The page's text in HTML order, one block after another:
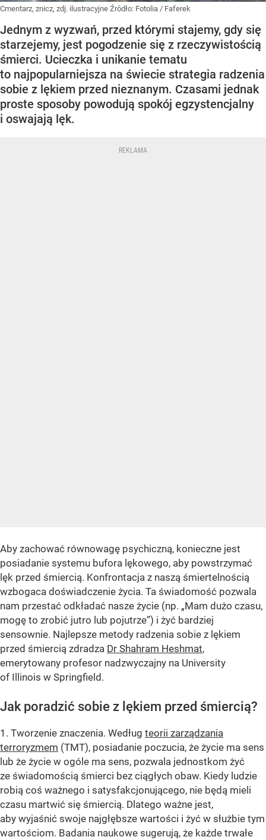
Cmentarz, znicz, zdj. ilustracyjne Źródło: Fotolia / Faferek
Jednym z wyzwań, przed którymi stajemy, gdy się
starzejemy, jest pogodzenie się z rzeczywistością
śmierci. Ucieczka i unikanie tematu
to najpopularniejsza na świecie strategia radzenia
sobie z lękiem przed nieznanym. Czasami jednak
proste sposoby powodują spokój egzystencjalny
i oswajają lęk.
Aby zachować równowagę psychiczną, konieczne jest
posiadanie systemu bufora lękowego, aby powstrzymać
lęk przed śmiercią. Konfrontacja z naszą śmiertelnością
wzbogaca doświadczenie życia. Ta świadomość pozwala
nam przestać odkładać nasze życie (np. „Mam dużo czasu,
mogę to zrobić jutro lub pojutrze”) i żyć bardziej
sensownie. Najlepsze metody radzenia sobie z lękiem
przed śmiercią zdradza Dr Shahram Heshmat,
emerytowany profesor nadzwyczajny na University
of Illinois w Springfield.
Jak poradzić sobie z lękiem przed śmiercią?
1. Tworzenie znaczenia. Według teorii zarządzania
terroryzmem (TMT), posiadanie poczucia, że ​​życie ma sens
lub że życie w ogóle ma sens, pozwala jednostkom żyć
ze świadomością śmierci bez ciągłych obaw. Kiedy ludzie
robią coś ważnego i satysfakcjonującego, nie będą mieli
czasu martwić się śmiercią. Dlatego ważne jest,
aby wyjaśnić swoje najgłębsze wartości i żyć w służbie tym
wartościom. Badania naukowe sugerują, że każde trwałe